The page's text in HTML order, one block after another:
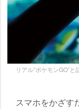
リアル“ポケモンGO”
スマホをかざす